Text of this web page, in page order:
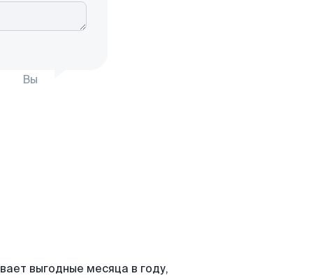
Вы
выгодные месяца в году,